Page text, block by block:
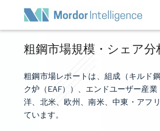
粗鋼市場規模・シェア分
粗鋼市場レポートは、組成（キルド
ク炉（EAF））、エンドユーザー産
洋、北米、欧州、南米、中東・アフ
ています。